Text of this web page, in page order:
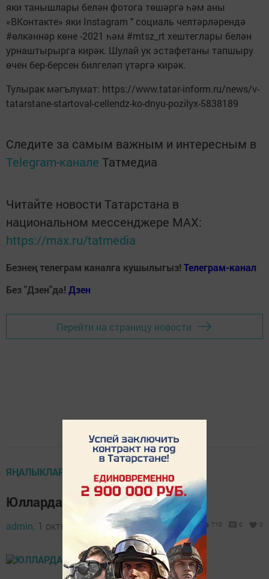
яки танышлары белән фотога төшәргә һәм аны
«ВКонтакте» яки Instagram " социаль челтәрләрендә
#өлкәннәр көне -2021 һәм #mtsz_rt хештеглары белән
урнаштырырга кирәк. Шулай ук эстафетаны тапшыру
өчен бер-берсен билгеләп үтәргә кирәк.
Тулырак мәгълүмат: https://www.tatar-inform.ru/news/v-
tatarstane-startoval-cellendz-ko-dnyu-pozilyx-5838189
Следите за самым важным и интересным в
Telegram-канале Татмедиа
Читайте новости Татарстана в
национальном мессенджере MАХ:
https://max.ru/tatmedia
Безнең телеграм каналга кушылыгыз! Телеграм-канал
Без "Дзен"да! Дзен
Перейти на страницу новости
ЯҢАЛЫКЛАР
Юлларда гомерләр өзелмәсен!
admin, 1 октябрь 2021 - 10:27 710 0 0